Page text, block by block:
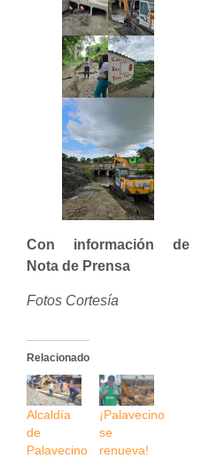
Con información de
Nota de Prensa
Fotos Cortesía
Relacionado
Alcaldía
de
Palavecino
¡Palavecino
se
renueva!